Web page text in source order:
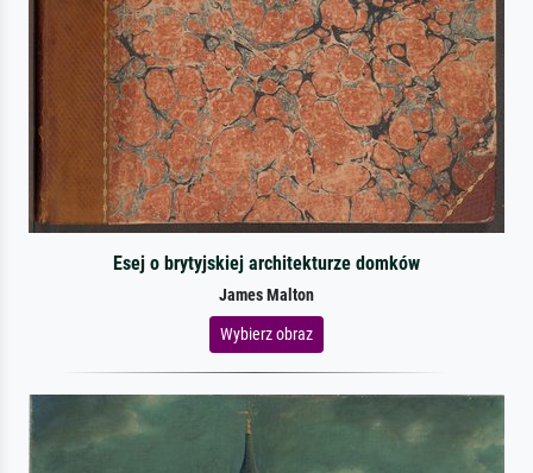
Esej o brytyjskiej architekturze domków
James Malton
Wybierz obraz